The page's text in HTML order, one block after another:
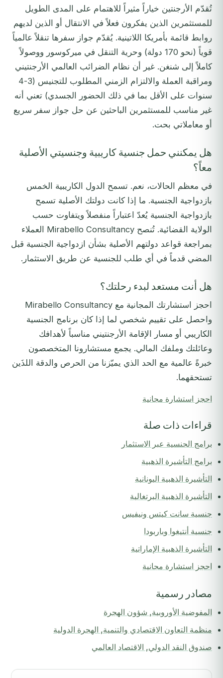
تُقدّم الأرجنتين خياراً مثيراً للاهتمام على المدى الطويل
للمستثمرين الذين يفكرون فعلاً في الانتقال أو الذين لديهم
روابط قائمة بأمريكا اللاتينية. يُقدّم جواز سفرها تنقلاً عالمياً
قوياً (نحو 170 دولة) وحرية التنقل في ميركوسور ووصولاً
كاملاً إلى شنغن. غير أن نظام الضرائب العالمي الأرجنتيني
ومراقبة العملة والالتزام الزمني المطلوب للتجنيس (3-4
سنوات على الأقل بما في ذلك الحضور الجسدي) تعني أنه
غير مناسب للمستثمرين الباحثين عن حل جواز سفر سريع
أو معاملاتي بحت.
هل يمكنني حمل جنسية كاريبية وجنسيتي الأصلية
معاً؟
في معظم الحالات، نعم. تسمح الدول الكاريبية الخمس
بازدواجية الجنسية. ما إذا كانت دولتك الأصلية تسمح
بازدواجية الجنسية يُعدّ اعتباراً منفصلاً ويتفاوت حسب
الولاية القضائية. تُنصح Mirabello Consultancy العملاء
بمراجعة قواعد دولتهم الأصلية بشأن ازدواجية الجنسية قبل
المضي قدماً في أي طلب للجنسية عن طريق الاستثمار.
هل أنت مستعد لبدء رحلتك؟
احجز استشارتك المجانية مع Mirabello Consultancy
واحصل على تقييم شخصي لما إذا كان برنامج الجنسية
الكاريبي أو مسار الإقامة الأرجنتيني مناسباً لأهدافك
وعائلتك وملفك المالي. يجمع مستشارونا المتخصصون
خبرةً عالمية مع الحد الذي يميّزنا من الحرص والدقة اللذَين
تستحقهما.
احجز استشارة مجانية
قراءات ذات صلة
برامج الجنسية عبر الاستثمار
برامج التأشيرة الذهبية
التأشيرة الذهبية اليونانية
التأشيرة الذهبية البرتغالية
جنسية سانت كيتس ونيفيس
جنسية أنتيغوا وباربودا
التأشيرة الذهبية الإماراتية
احجز استشارة مجانية
مصادر رسمية
المفوضية الأوروبية, شؤون الهجرة
منظمة التعاون الاقتصادي والتنمية, الهجرة الدولية
صندوق النقد الدولي, الاقتصاد العالمي